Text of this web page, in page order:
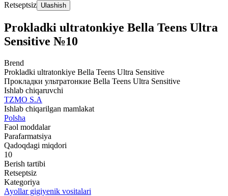
Retseptsiz Ulashish
Prokladki ultratonkiye Bella Teens Ultra
Sensitive №10
Brend
Prokladki ultratonkiye Bella Teens Ultra Sensitive
Прокладки ультратонкие Bella Teens Ultra Sensitive
Ishlab chiqaruvchi
TZMO S.A
Ishlab chiqarilgan mamlakat
Polsha
Faol moddalar
Parafarmatsiya
Qadoqdagi miqdori
10
Berish tartibi
Retseptsiz
Kategoriya
Ayollar gigiyenik vositalari